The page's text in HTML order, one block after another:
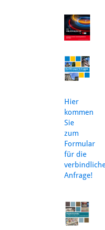
Hier
kommen
Sie
zum
Formular
für die
Anfrage!